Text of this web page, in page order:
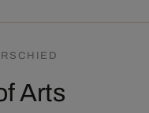
Arts